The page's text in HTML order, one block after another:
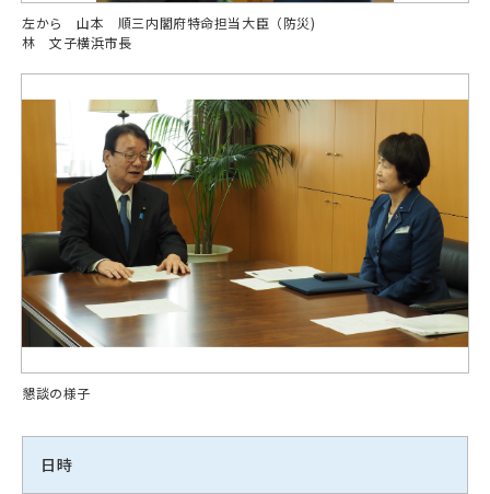
左から 山本 順三内閣府特命担当大臣（防災)
林 文子横浜市長
懇談の様子
日時